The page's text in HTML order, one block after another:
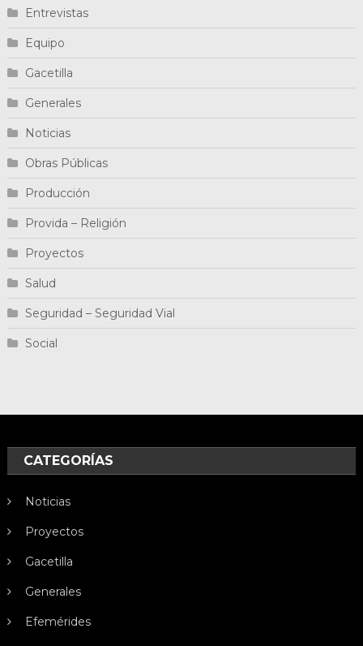
Entrevistas
Equipo
Gacetilla
Generales
Noticias
Obras Públicas
Producción
Provida – Religión
Proyectos
Salud
Seguridad – Seguridad Vial
Social
CATEGORÍAS
Noticias
Proyectos
Gacetilla
Generales
Efemérides